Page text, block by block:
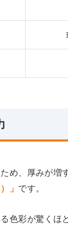
め、厚みが増
」 です。
色彩が驚くほ